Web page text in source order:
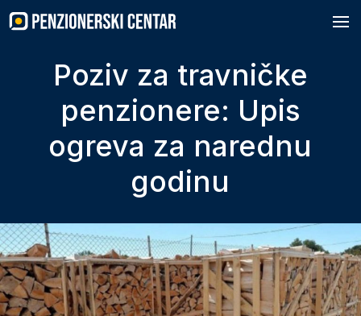
to
content
Poziv za travničke
penzionere: Upis
ogreva za narednu
godinu